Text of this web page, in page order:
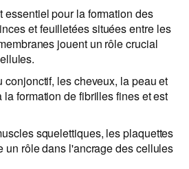
pour la formation des
et feuilletées situées entre les
jouent un rôle crucial
les cheveux, la peau et
formation de fibrilles fines et est
squelettiques, les plaquettes
un rôle dans l'ancrage des cellules